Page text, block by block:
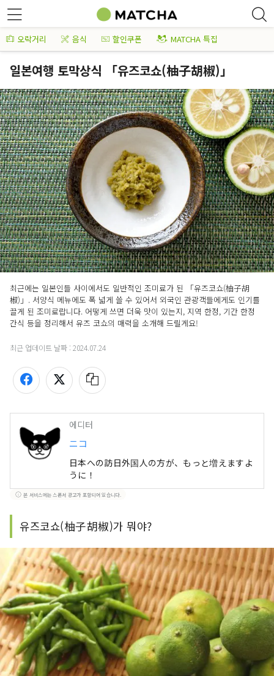
오락거리 음식 할인쿠폰 MATCHA 특집
일본여행 토막상식 「유즈코쇼(柚子胡椒)」
최근에는 일본인들 사이에서도 일반적인 조미료가 된 「유즈코쇼(柚子胡
椒)」. 서양식 메뉴에도 폭 넓게 쓸 수 있어서 외국인 관광객들에게도 인기를
끌게 된 조미료랍니다. 어떻게 쓰면 더욱 맛이 있는지, 지역 한정, 기간 한정
간식 등을 정리해서 유즈 코쇼의 매력을 소개해 드릴게요!
최근 업데이트 날짜 : 2024.07.24
에디터
ニコ
日本への訪日外国人の方が、もっと増えますよ
うに！
본 서비스에는 스폰서 광고가 포함되어 있습니다.
유즈코쇼(柚子胡椒)가 뭐야?